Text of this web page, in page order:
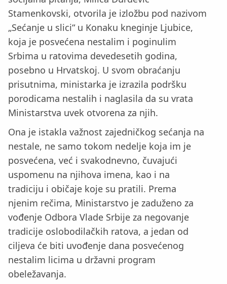
Stamenkovski, otvorila je izložbu pod nazivom
„Sećanje u slici“ u Konaku kneginje Ljubice,
koja je posvećena nestalim i poginulim
Srbima u ratovima devedesetih godina,
posebno u Hrvatskoj. U svom obraćanju
prisutnima, ministarka je izrazila podršku
porodicama nestalih i naglasila da su vrata
Ministarstva uvek otvorena za njih.
Ona je istakla važnost zajedničkog sećanja na
nestale, ne samo tokom nedelje koja im je
posvećena, već i svakodnevno, čuvajući
uspomenu na njihova imena, kao i na
tradiciju i običaje koje su pratili. Prema
njenim rečima, Ministarstvo je zaduženo za
vođenje Odbora Vlade Srbije za negovanje
tradicije oslobodilačkih ratova, a jedan od
ciljeva će biti uvođenje dana posvećenog
nestalim licima u državni program
obeležavanja.